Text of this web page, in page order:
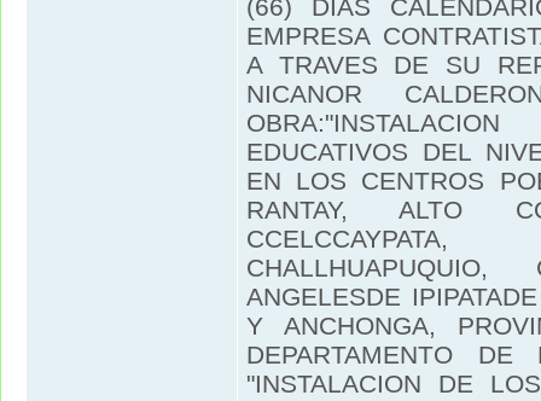
(66) DIAS
EMPRESA
A TRAVES DE SU
NICANOR
EDUCATIVOS DEL
EN LOS CENTROS
RANTAY, ALTO
ANGELESDE
Y ANCHONGA,
DEPARTAMENTO DE
"INSTALACION DE